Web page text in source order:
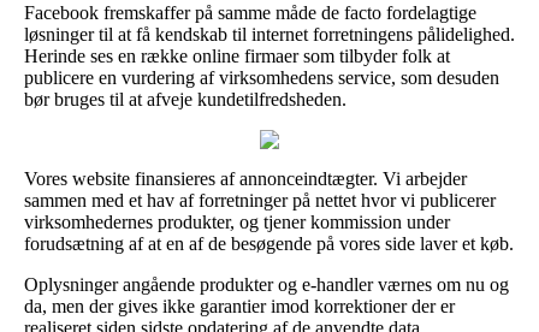
Facebook fremskaffer på samme måde de facto fordelagtige
løsninger til at få kendskab til internet forretningens pålidelighed.
Herinde ses en række online firmaer som tilbyder folk at
publicere en vurdering af virksomhedens service, som desuden
bør bruges til at afveje kundetilfredsheden.
Vores website finansieres af annonceindtægter. Vi arbejder
sammen med et hav af forretninger på nettet hvor vi publicerer
virksomhedernes produkter, og tjener kommission under
forudsætning af at en af de besøgende på vores side laver et køb.
Oplysninger angående produkter og e-handler værnes om nu og
da, men der gives ikke garantier imod korrektioner der er
realiseret siden sidste opdatering af de anvendte data.